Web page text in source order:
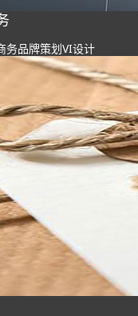
务品牌策划VI设计